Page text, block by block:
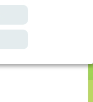
15:40